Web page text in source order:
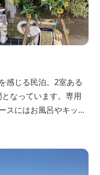
感じる民泊。2室ある
なっています。専用
スにはお風呂やキッチ